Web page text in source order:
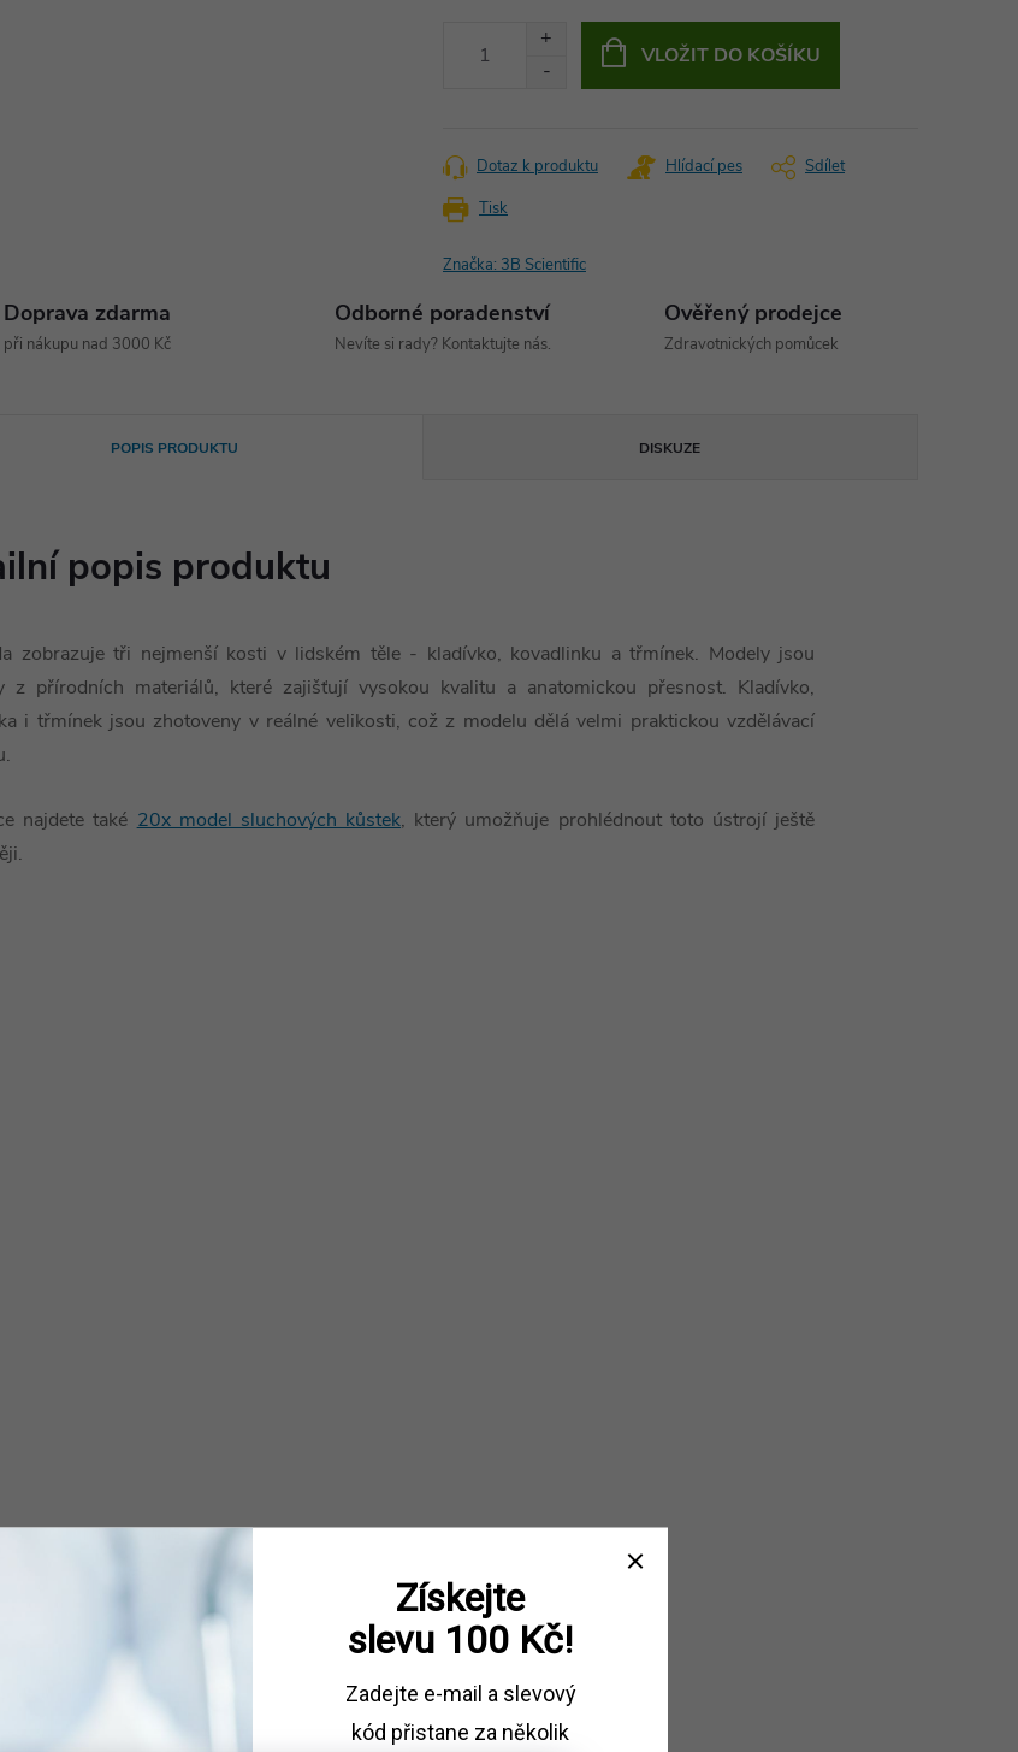
VLOŽIT DO KOŠÍKU
Tisk
Dotaz k produktu Hlídací pes Sdílet
Značka: 3B Scientific
Doprava zdarma
při nákupu nad 3000 Kč
Odborné poradenství
Nevíte si rady? Kontaktujte nás.
Ověřený prodejce
Zdravotnických pomůcek
POPIS PRODUKTU DISKUZE
popis produktu
zobrazuje tři nejmenší kosti v lidském těle - kladívko, kovadlinku a třmínek. Modely jsou
z přírodních materiálů, které zajišťují vysokou kvalitu a anatomickou přesnost. Kladívko,
i třmínek jsou zhotoveny v reálné velikosti, což z modelu dělá velmi praktickou vzdělávací
najdete také 20x model sluchových kůstek, který umožňuje prohlédnout toto ústrojí ještě
Získejte
slevu 100 Kč!
Zadejte e-mail a slevový
kód přistane za několik